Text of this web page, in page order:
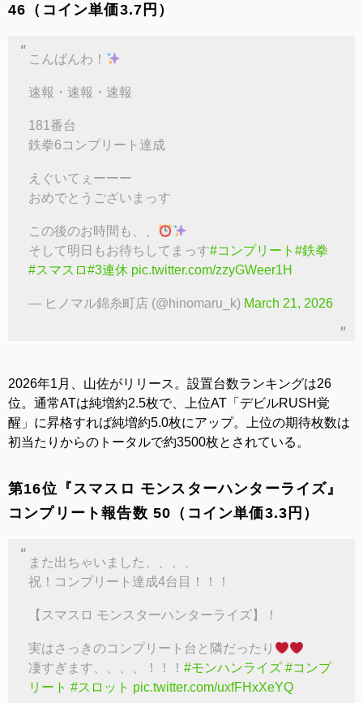
46（コイン単価3.7円）
こんばんわ！
速報・速報・速報
181番台
鉄拳6コンプリート達成
えぐいてぇーーー
おめでとうございまっす
この後のお時間も、、
そして明日もお待ちしてまっす#コンプリート #鉄拳
#スマスロ#3連休 pic.twitter.com/zzyGWeer1H
— ヒノマル錦糸町店 (@hinomaru_k) March 21, 2026
2026年1月、山佐がリリース。設置台数ランキングは26
位。通常ATは純増約2.5枚で、上位AT「デビルRUSH覚
醒」に昇格すれば純増約5.0枚にアップ。上位の期待枚数は
初当たりからのトータルで約3500枚とされている。
第16位『スマスロ モンスターハンターライズ』
コンプリート報告数 50（コイン単価3.3円）
また出ちゃいました、、、、
祝！コンプリート達成4台目！！！
【スマスロ モンスターハンターライズ】！
実はさっきのコンプリート台と隣だったり
凄すぎます、、、、！！！ #モンハンライズ #コンプ
リート #スロット pic.twitter.com/uxfFHxXeYQ